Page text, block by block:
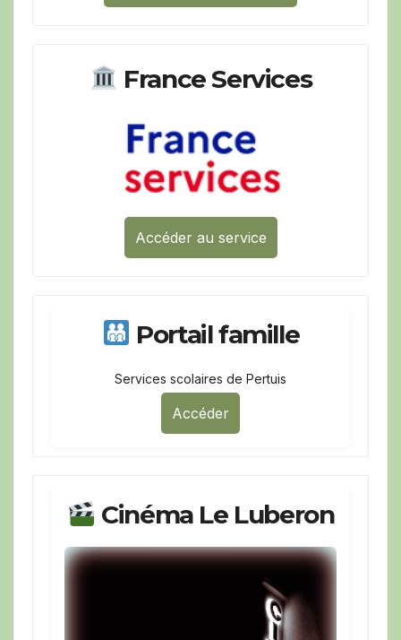
France Services
Accéder au service
Portail famille
Services scolaires de Pertuis
Accéder
Cinéma Le Luberon